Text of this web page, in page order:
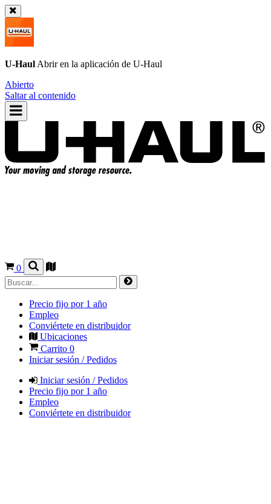
U-Haul Abrir en la aplicación de U-Haul
Abierto
Saltar al contenido
0
Precio fijo por 1 año
Empleo
Conviértete en distribuidor
Ubicaciones
Carrito 0
Iniciar sesión / Pedidos
Iniciar sesión / Pedidos
Precio fijo por 1 año
Empleo
Conviértete en distribuidor